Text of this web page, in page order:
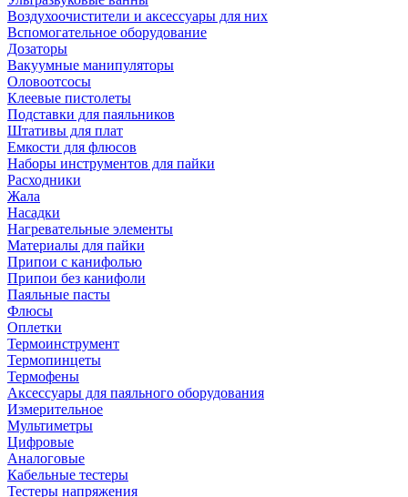
Воздухоочистители и аксессуары для них
Вспомогательное оборудование
Дозаторы
Вакуумные манипуляторы
Оловоотсосы
Клеевые пистолеты
Подставки для паяльников
Штативы для плат
Емкости для флюсов
Наборы инструментов для пайки
Расходники
Жала
Насадки
Нагревательные элементы
Материалы для пайки
Припои с канифолью
Припои без канифоли
Паяльные пасты
Флюсы
Оплетки
Термоинструмент
Термопинцеты
Термофены
Аксессуары для паяльного оборудования
Измерительное
Мультиметры
Цифровые
Аналоговые
Кабельные тестеры
Тестеры напряжения